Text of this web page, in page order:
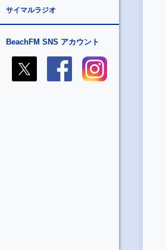
サイマルラジオ
BeachFM SNS アカウント